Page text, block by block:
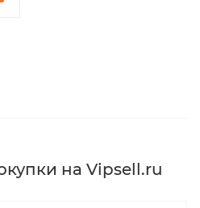
на Vipsell.ru